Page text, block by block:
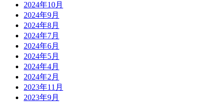
2024年10月
2024年9月
2024年8月
2024年7月
2024年6月
2024年5月
2024年4月
2024年2月
2023年11月
2023年9月